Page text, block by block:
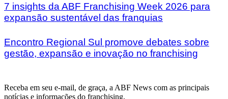
7 insights da ABF Franchising Week 2026 para
expansão sustentável das franquias
Encontro Regional Sul promove debates sobre
gestão, expansão e inovação no franchising
Receba em seu e-mail, de graça, a ABF News com as principais
notícias e informações do franchising.